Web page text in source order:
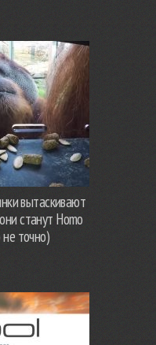
вытаскивают
станут Homo
точно)